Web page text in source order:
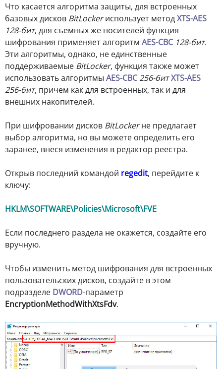
Что касается алгоритма защиты, для встроенных
базовых дисков BitLockerиспользует методXTS-AES
128-бит, для съемных же носителей функция
шифрования применяет алгоритм AES-CBC 128-бит.
Эти алгоритмы, однако, не единственные
поддерживаемые BitLocker, функция также может
использовать алгоритмы AES-CBC 256-битXTS-AES
256-бит, причем как для встроенных, так и для
внешних накопителей.
При шифровании дисков BitLockerне предлагает
выбор алгоритма, но вы можете определить его
заранее, внеся изменения в редактор реестра.
Открыв последний командой regedit, перейдите к
ключу:
HKLM\SOFTWARE\Policies\Microsoft\FVE
Если последнего раздела не окажется, создайте его
вручную.
Чтобы изменить метод шифрования для встроенных
пользовательских дисков, создайте в этом
подразделе DWORD-параметр
EncryptionMethodWithXtsFdv.